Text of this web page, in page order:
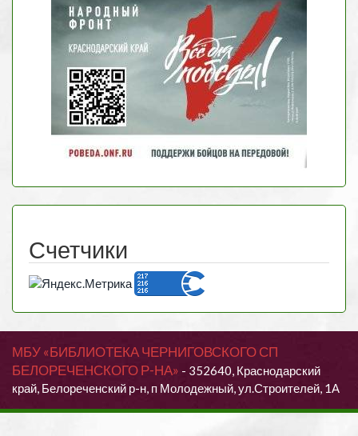
Счетчики
МБУ «БИБЛИОТЕКА ЧЕРНИГОВСКОГО СП
БЕЛОРЕЧЕНСКОГО Р-НА» - 352640, Краснодарский
край, Белореченский р-н, п Молодежный, ул.Строителей, 1А